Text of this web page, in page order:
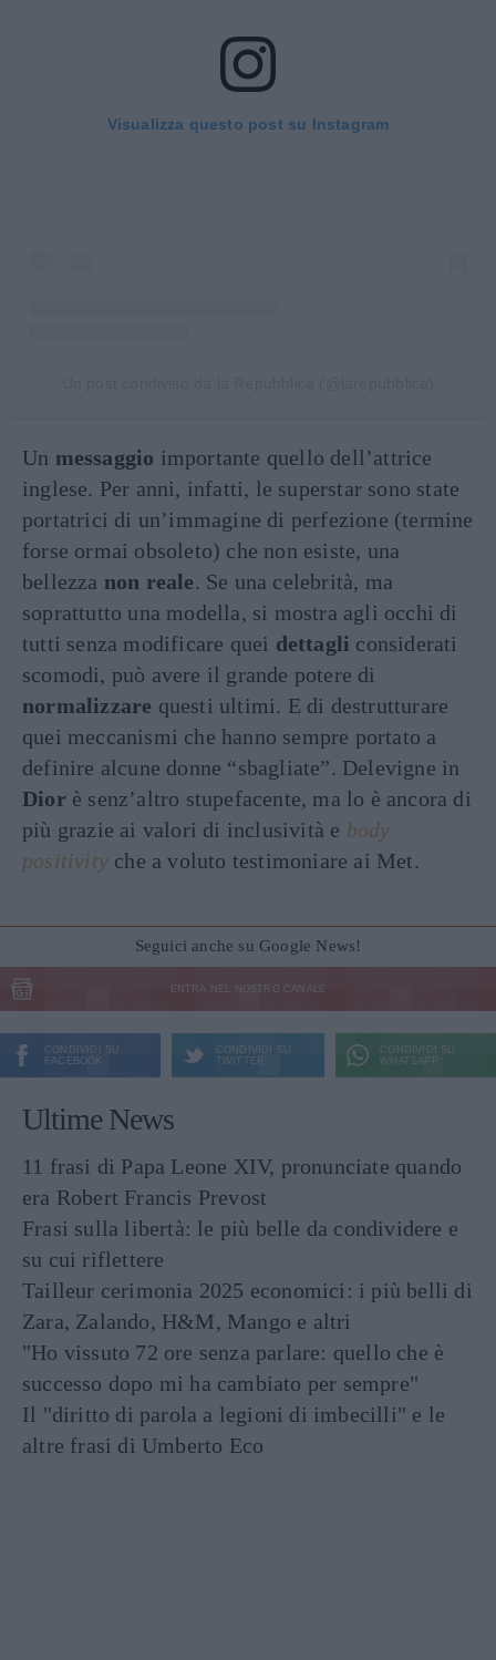
Visualizza questo post su Instagram
Un messaggio importante quello dell’attrice
inglese. Per anni, infatti, le superstar sono state
portatrici di un’immagine di perfezione (termine
forse ormai obsoleto) che non esiste, una
bellezza non reale. Se una celebrità, ma
soprattutto una modella, si mostra agli occhi di
tutti senza modificare quei dettagli considerati
scomodi, può avere il grande potere di
normalizzare questi ultimi. E di destrutturare
quei meccanismi che hanno sempre portato a
definire alcune donne “sbagliate”. Delevigne in
Diorè senz’altro stupefacente, ma lo è ancora di
più grazie ai valori di inclusività e body
positivity che a voluto testimoniare ai Met.
Seguici anche su Google News!
ENTRA NEL NOSTRO CANALE
CONDIVIDI SU
FACEBOOK
CONDIVIDI SU
TWITTER
CONDIVIDI SU
WHATSAPP
Ultime News
11 frasi di Papa Leone XIV, pronunciate quando
era Robert Francis Prevost
Frasi sulla libertà: le più belle da condividere e
su cui riflettere
Tailleur cerimonia 2025 economici: i più belli di
Zara, Zalando, H&M, Mango e altri
"Ho vissuto 72 ore senza parlare: quello che è
successo dopo mi ha cambiato per sempre"
Il "diritto di parola a legioni di imbecilli" e le
altre frasi di Umberto Eco